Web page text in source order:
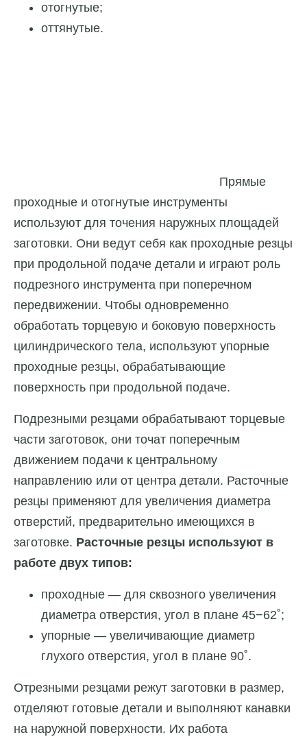
отогнутые;
оттянутые.
Прямые
проходные и отогнутые инструменты
используют для точения наружных площадей
заготовки. Они ведут себя как проходные резцы
при продольной подаче детали и играют роль
подрезного инструмента при поперечном
передвижении. Чтобы одновременно
обработать торцевую и боковую поверхность
цилиндрического тела, используют упорные
проходные резцы, обрабатывающие
поверхность при продольной подаче.
Подрезными резцами обрабатывают торцевые
части заготовок, они точат поперечным
движением подачи к центральному
направлению или от центра детали. Расточные
резцы применяют для увеличения диаметра
отверстий, предварительно имеющихся в
заготовке. Расточные резцы используют в
работе двух типов:
проходные — для сквозного увеличения
диаметра отверстия, угол в плане 45−62˚;
упорные — увеличивающие диаметр
глухого отверстия, угол в плане 90˚.
Отрезными резцами режут заготовки в размер,
отделяют готовые детали и выполняют канавки
на наружной поверхности. Их работа